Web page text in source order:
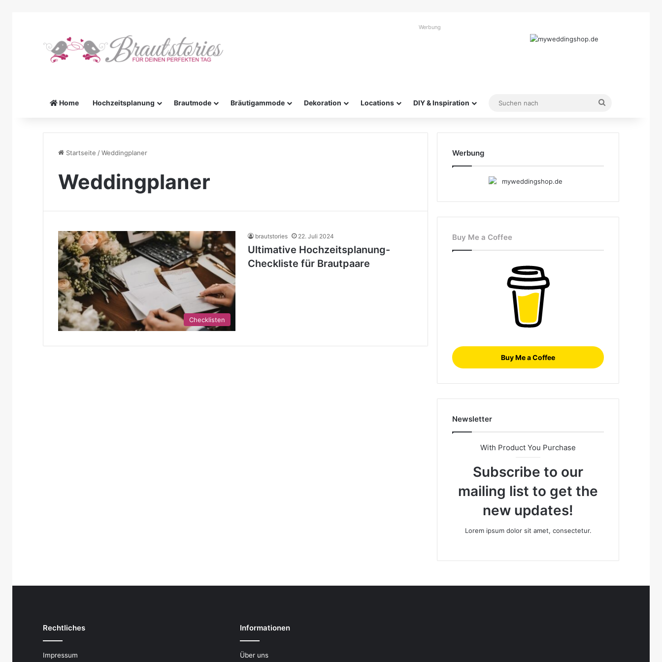
Werbung
Home Hochzeitsplanung Brautmode Bräutigammode Dekoration Locations DIY & Inspiration
Startseite /Weddingplaner
Weddingplaner
Checklisten
brautstories 22. Juli 2024
Ultimative Hochzeitsplanung-
Checkliste für Brautpaare
Werbung
Buy Me a Coffee
Buy Me a Coffee
Newsletter
With Product You Purchase
Subscribe to our
mailing list to get the
new updates!
Lorem ipsum dolor sit amet, consectetur.
Rechtliches
Impressum
Informationen
Über uns